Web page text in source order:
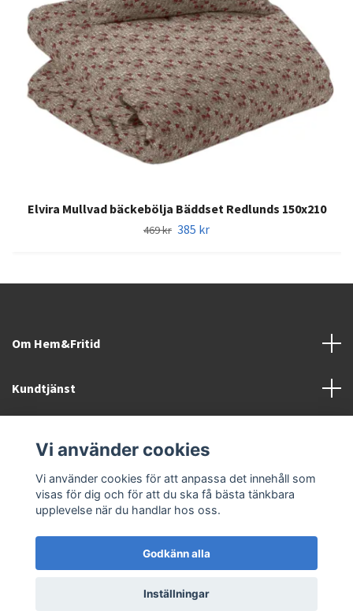
Elvira Mullvad bäckebölja Bäddset Redlunds 150x210
469 kr 385 kr
Om Hem&Fritid
Kundtjänst
Sociala medier
© 2026 Hem&Fritid i Sävsjö AB
Vi använder cookies
Vi använder cookies för att anpassa det innehåll som
visas för dig och för att du ska få bästa tänkbara
upplevelse när du handlar hos oss.
Godkänn alla
Inställningar